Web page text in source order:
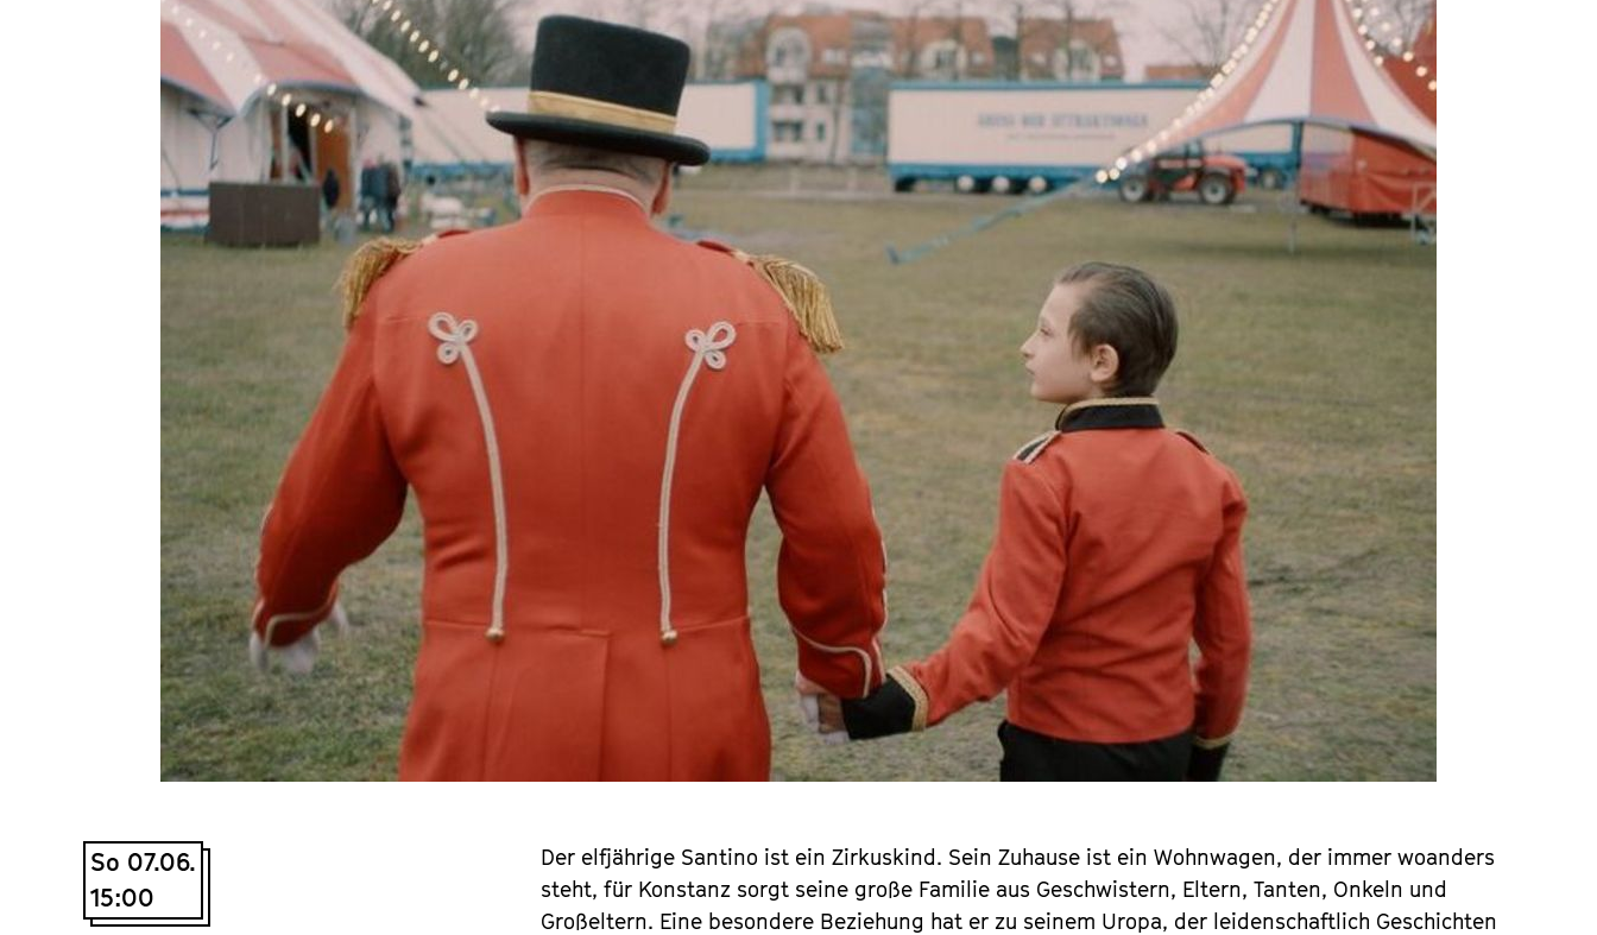
So 07.06.
15:00
Der elfjährige Santino ist ein Zirkuskind. Sein Zuhause ist ein Wohnwagen, der immer woanders
steht, für Konstanz sorgt seine große Familie aus Geschwistern, Eltern, Tanten, Onkeln und
Großeltern. Eine besondere Beziehung hat er zu seinem Uropa, der leidenschaftlich Geschichten